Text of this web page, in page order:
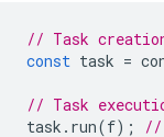
// Task
const task =
// Task
task . run(f); //